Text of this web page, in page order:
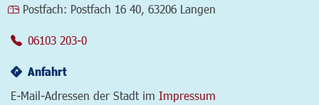
Postfach: Postfach 16 40, 63206 Langen
06103 203-0
Anfahrt
E-Mail-Adressen der Stadt im Impressum